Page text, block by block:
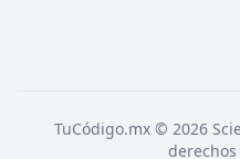
TuCódigo.mx © 2026